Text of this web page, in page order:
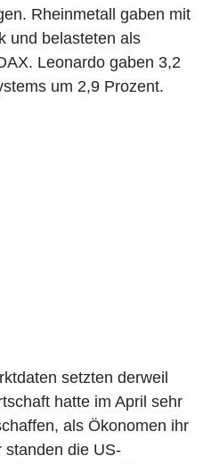
Rheinmetall gaben mit
und belasteten als
Leonardo gaben 3,2
um 2,9 Prozent.
setzten derweil
hatte im April sehr
als Ökonomen ihr
standen die US-